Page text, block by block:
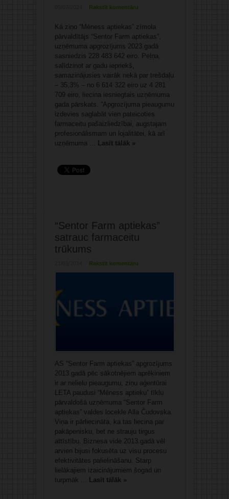
Rakstīt komentāru
Kā ziņo “Mēness aptiekas” zīmola
pārvaldītājs “Sentor Farm aptiekas”,
uzņēmuma apgrozījums 2023.gadā
sasniedzis 228 483 642 eiro. Peļņa,
salīdzinot ar gadu iepriekš,
samazinājusies vairāk nekā par trešdaļu
– 35,3% – no 6 614 322 eiro uz 4 281
709 eiro, liecina iesniegtais uzņēmuma
gada pārskats. “Apgrozījuma pieaugumu
izdevies saglabāt vien pateicoties
farmaceitu pašaizliedzībai, augstajam
profesionālismam un lojalitātei, kā arī
uzņēmuma ... Lasīt tālāk »
“Sentor Farm aptiekas”
satrauc farmaceitu
trūkums
Rakstīt komentāru
AS “Sentor Farm aptiekas” apgrozījums
2013.gadā pēc sākotnējiem aprēķiniem
ir ar nelielu pieaugumu, ziņu aģentūrai
LETA paudusi “Mēness aptieku” tīklu
pārvaldošā uzņēmuma “Sentor Farm
aptiekas” valdes locekle Alla Čudovska.
Viņa ir pārliecināta, ka tas liecina par
pakāpenisku, bet ne strauju tirgus
attīstību. Biznesa vide 2013.gadā vēl
arvien bijusi fokusēta uz visu procesu
efektivitātes palielināšanu. Starp
lielākajiem izaicinājumiem šogad un
turpmāk ... Lasīt tālāk »